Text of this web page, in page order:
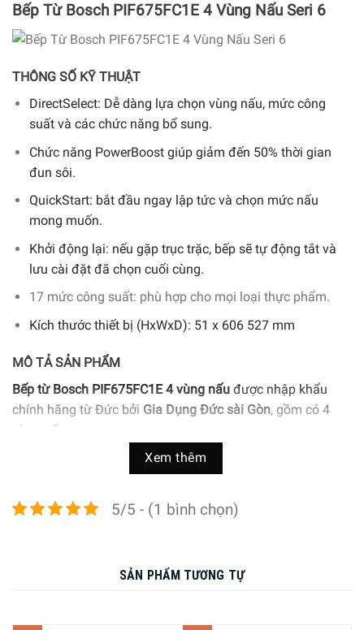
Bếp Từ Bosch PIF675FC1E 4 Vùng Nấu Seri 6
THÔNG SỐ KỸ THUẬT
DirectSelect: Dễ dàng lựa chọn vùng nấu, mức công
suất và các chức năng bổ sung.
Chức năng PowerBoost giúp giảm đến 50% thời gian
đun sôi.
QuickStart: bắt đầu ngay lập tức và chọn mức nấu
mong muốn.
Khởi động lại: nếu gặp trục trặc, bếp sẽ tự động tắt và
lưu cài đặt đã chọn cuối cùng.
17 mức công suất: phù hợp cho mọi loại thực phẩm.
Kích thước thiết bị (HxWxD): 51 x 606 527 mm
MÔ TẢ SẢN PHẨM
Bếp từ Bosch PIF675FC1E 4 vùng nấu được nhập khẩu
chính hãng từ Đức bởi Gia Dụng Đức sài Gòn, gồm có 4
vùng nấu:
Vùng nấu 1: Ø 18cm, công suất 1,8 kW – 3,1 kW
Vùng nấu 3: Ø 14,5cm, công suất 1,4 kW – 2,2 kW
Xem thêm
5/5 - (1 bình chọn)
SẢN PHẨM TƯƠNG TỰ